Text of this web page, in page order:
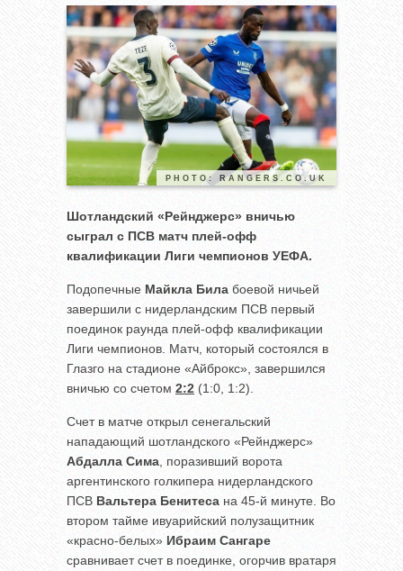
PHOTO: RANGERS.CO.UK
Шотландский «Рейнджерс» вничью
сыграл с ПСВ матч плей-офф
квалификации Лиги чемпионов УЕФА.
Подопечные Майкла Била боевой ничьей
завершили с нидерландским ПСВ первый
поединок раунда плей-офф квалификации
Лиги чемпионов. Матч, который состоялся в
Глазго на стадионе «Айброкс», завершился
вничью со счетом 2:2 (1:0, 1:2).
Счет в матче открыл сенегальский
нападающий шотландского «Рейнджерс»
Абдалла Сима , поразивший ворота
аргентинского голкипера нидерландского
ПСВ Вальтера Бенитеса на 45-й минуте. Во
втором тайме ивуарийский полузащитник
«красно-белых» Ибраим Сангаре
сравнивает счет в поединке, огорчив вратаря